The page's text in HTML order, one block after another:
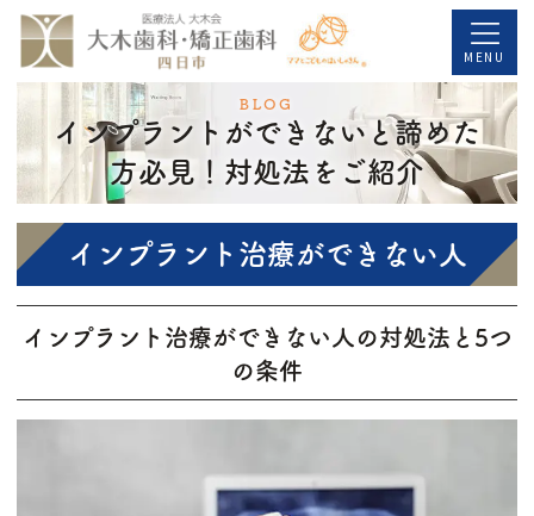
ツ
へ
キ
シ
ョ
に
BLOG
インプラントができないと諦めた
方必見！対処法をご紹介
インプラント治療ができない人
インプラント治療ができない人の対処法と5つ
の条件
MENU